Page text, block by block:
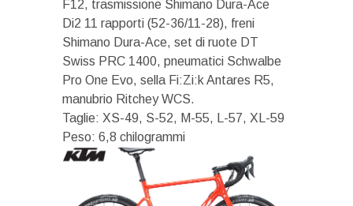
F12, trasmissione Shimano Dura-Ace
Di2 11 rapporti (52-36/11-28), freni
Shimano Dura-Ace, set di ruote DT
Swiss PRC 1400, pneumatici Schwalbe
Pro One Evo, sella Fi:Zi:k Antares R5,
manubrio Ritchey WCS.
Taglie: XS-49, S-52, M-55, L-57, XL-59
Peso: 6,8 chilogrammi